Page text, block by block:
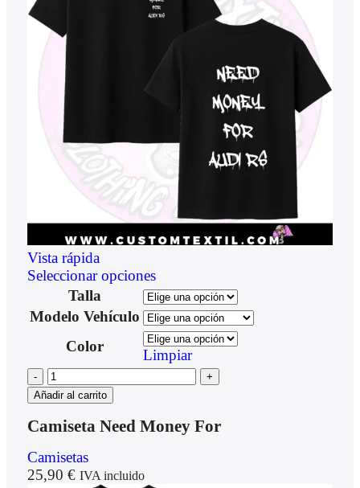
Vista rápida
Seleccionar opciones
Talla
Modelo Vehículo
Color
Limpiar
Añadir al carrito
Camiseta Need Money For
Camisetas
25,90 € IVA incluido